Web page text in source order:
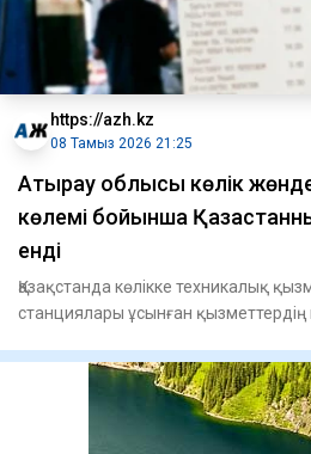
https://azh.kz
08 Тамыз 2026 21:25
​Атырау облысы көлік
көлемі бойынша
енді
Қазақстанда көлікке техникалық
станциялары ұсынған